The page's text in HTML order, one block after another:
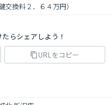
交換料２．６４万円）
らシェアしよう！
URLをコピー